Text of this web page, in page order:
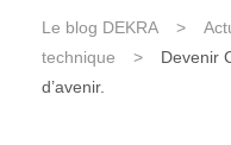
Le blog DEKRA >
technique
>
Devenir
d’avenir.